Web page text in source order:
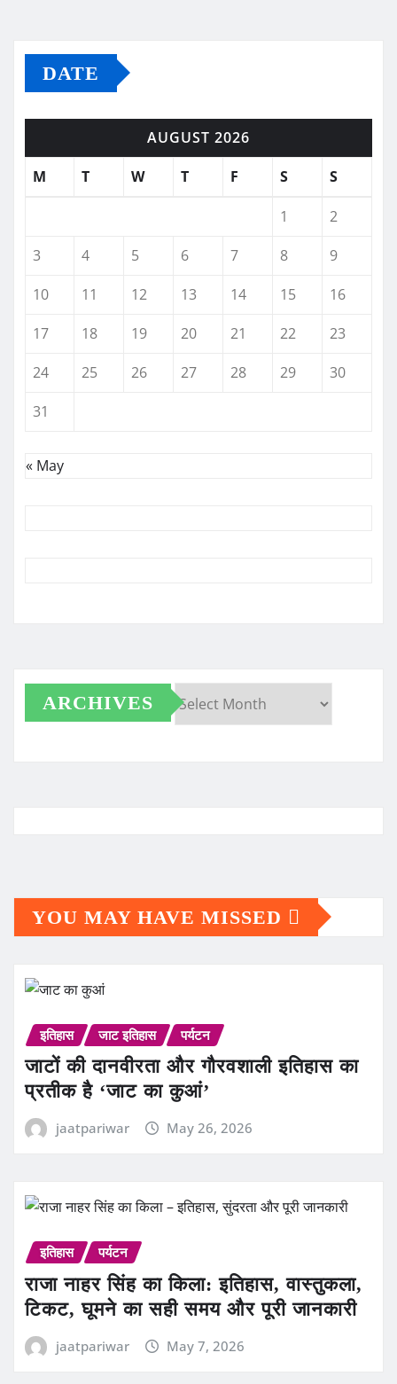
DATE
AUGUST 2026
M
T W T F S S
1
2
3
4 5 6 7 8
9
10
11 12 13 14 15
16
17
18 19 20 21 22
23
24
25 26 27 28 29
30
31
« May
ARCHIVES
YOU MAY HAVE MISSED
इतिहास जाट इतिहास पर्यटन
जाटों की दानवीरता और गौरवशाली इतिहास का
प्रतीक है ‘जाट का कुआं’
jaatpariwar May 26, 2026
इतिहास पर्यटन
राजा नाहर सिंह का किला: इतिहास, वास्तुकला,
टिकट, घूमने का सही समय और पूरी जानकारी
jaatpariwar May 7, 2026